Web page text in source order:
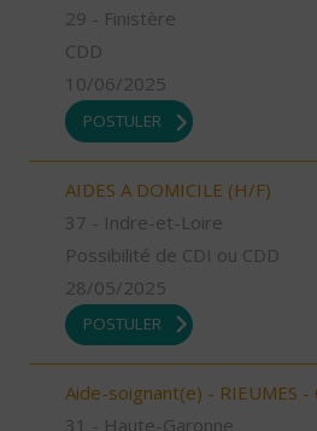
29 - Finistère
CDD
10/06/2025
POSTULER
AIDES A DOMICILE (H/F)
37 - Indre-et-Loire
Possibilité de CDI ou CDD
28/05/2025
POSTULER
Aide-soignant(e) - RIEUMES -
31 - Haute-Garonne